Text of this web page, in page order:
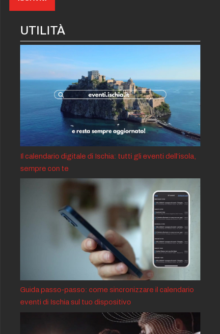
UTILITÀ
Il calendario digitale di Ischia: tutti gli eventi dell’isola,
sempre con te
Guida passo-passo: come sincronizzare il calendario
eventi di Ischia sul tuo dispositivo